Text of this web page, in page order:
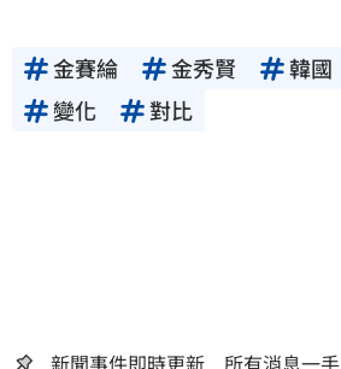
金賽綸 金秀賢 韓國
變化
對比
新聞事件即時更新 所有消息一手